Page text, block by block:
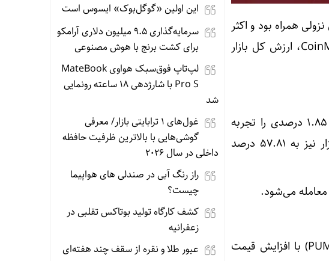
همراه بود و اکثر
رمزارز‌ها ریزش قیمت را تجربه کردند. بر اساس داده‌های وب‌سایت CoinMarketCap، ارزش کل بازار
بیت‌کوین، به عنوان بزرگ‌ترین دارایی دیجیتال، طی ۲۴ ساعت گذشته ریزشی ۱.۸۵ درصدی را تجربه
کرده و هم‌اکنون با قیمت ۱۱۰.۳۲۳ دلار معامله می‌شود. تسلط بیت‌کوین بر بازار نیز به ۵۷.۸۱ درصد
بر اساس اطلاعات منتشرشده از CoinMarketCap، ارز دیجیتال پامپ فان (PUMP) با افزایش قیمت
این اولین «گوگل‌بوک» ایسوس است
سرمایه‌گذاری ۹.۵ میلیون دلاری آرامکو
برای کشت برنج با هوش مصنوعی
لپ‌تاپ فوق‌سبک هواوی MateBook
Pro S با شارژدهی ۱۸ ساعته رونمایی
شد
غول‌های ۱ ترابایتی بازار/ معرفی
گوشی‌هایی با بالاترین ظرفیت حافظه
داخلی در سال ۲۰۲۶
راز رنگ آبی در صندلی های هواپیما
چیست؟
کشف کارگاه تولید بوتاکس تقلبی در
زعفرانیه
عبور طلا و نقره از سقف چند هفته‌ای